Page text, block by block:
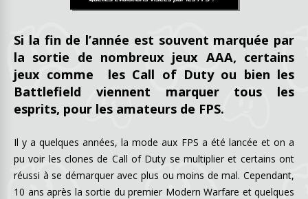
Si la fin de l’année est souvent marquée par
la sortie de nombreux jeux AAA, certains
jeux comme les Call of Duty ou bien les
Battlefield viennent marquer tous les
esprits, pour les amateurs de FPS.
Il y a quelques années, la mode aux FPS a été lancée et on a
pu voir les clones de Call of Duty se multiplier et certains ont
réussi à se démarquer avec plus ou moins de mal. Cependant,
10 ans après la sortie du premier Modern Warfare et quelques